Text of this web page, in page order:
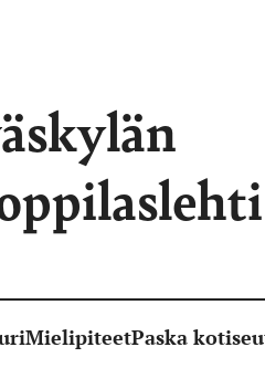
MielipiteetPaska